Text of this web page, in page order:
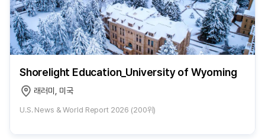
Shorelight Education_University of Wyoming
래러미, 미국
U.S. News & World Report 2026 (200위)